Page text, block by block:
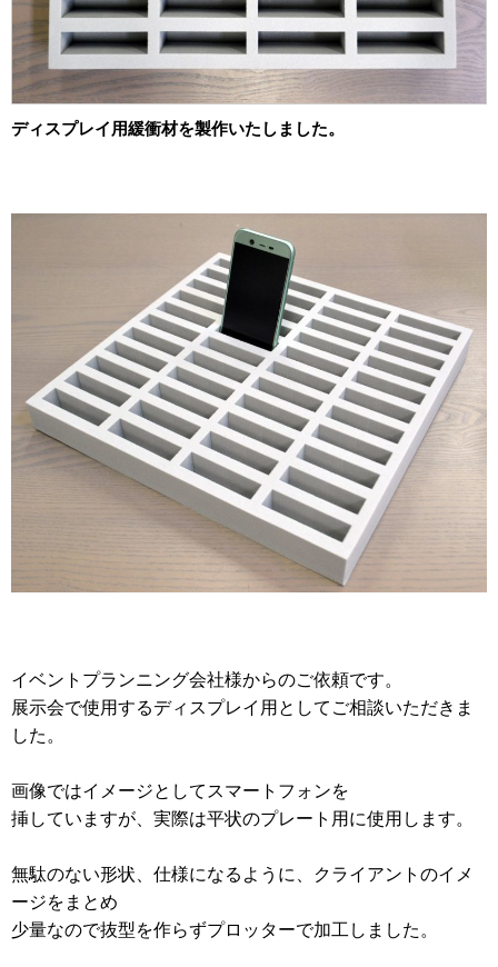
ディスプレイ用緩衝材を製作いたしました。
イベントプランニング会社様からのご依頼です。
展示会で使用するディスプレイ用としてご相談いただきま
した。
画像ではイメージとしてスマートフォンを
挿していますが、実際は平状のプレート用に使用します。
無駄のない形状、仕様になるように、クライアントのイメ
ージをまとめ
少量なので抜型を作らずプロッターで加工しました。
時計・宝飾品用
ホーム&キッチン用
食品・食材用
車・モビリティ用
2014年
2013年
2012年